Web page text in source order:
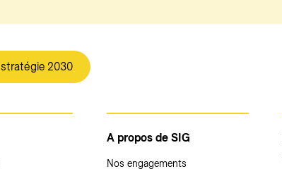
2030
A propos de SIG
Nos engagements